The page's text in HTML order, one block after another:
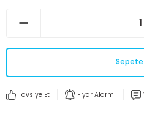
Sepete
Tavsiye Et Fiyar Alarmı